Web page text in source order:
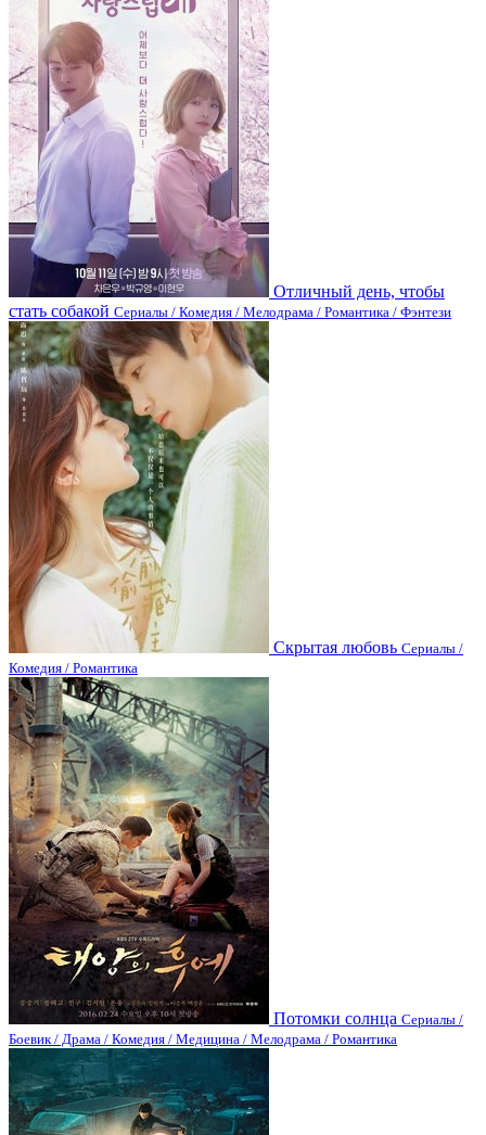
Отличный день, чтобы
стать собакой Сериалы / Комедия / Мелодрама / Романтика / Фэнтези
Скрытая любовь Сериалы /
Комедия / Романтика
Потомки солнца Сериалы /
Боевик / Драма / Комедия / Медицина / Мелодрама / Романтика